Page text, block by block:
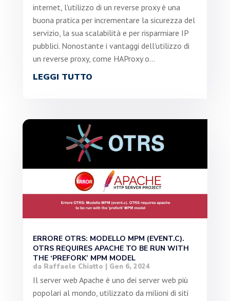
internet, l'utilizzo di un reverse proxy è una
buona pratica per incrementare la sicurezza del
servizio, la sua scalabilità e per risparmiare IP
pubblici. Nonostante i vantaggi dell'utilizzo di
un reverse proxy, come HAProxy o...
LEGGI TUTTO
ERRORE OTRS: MODELLO MPM (EVENT.C).
OTRS REQUIRES APACHE TO BE RUN WITH
THE ‘PREFORK’ MPM MODEL
da Raffaele Chiatto | Gen 6, 2024
Il server web Apache è uno dei server web più
popolari al mondo, utilizzato da milioni di siti